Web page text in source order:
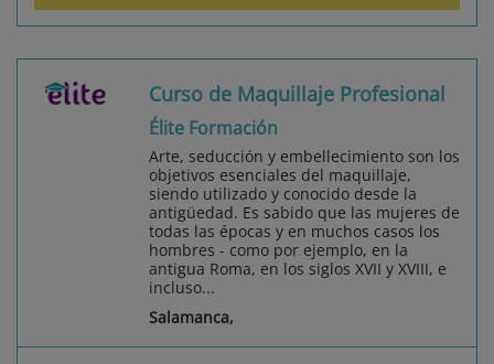
Curso de Maquillaje Profesional
Élite Formación
Arte, seducción y embellecimiento son los
objetivos esenciales del maquillaje,
siendo utilizado y conocido desde la
antigüedad. Es sabido que las mujeres de
todas las épocas y en muchos casos los
hombres - como por ejemplo, en la
antigua Roma, en los siglos XVII y XVIII, e
incluso...
Salamanca,